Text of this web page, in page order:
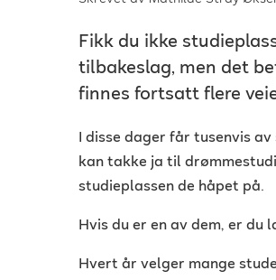
Fikk du ikke
tilbakeslag, men det
finnes fortsatt flere
I disse dager får tusenvis
kan takke ja til
studieplassen de håpet på.
Hvis du er en av dem, er du
Hvert år velger mange